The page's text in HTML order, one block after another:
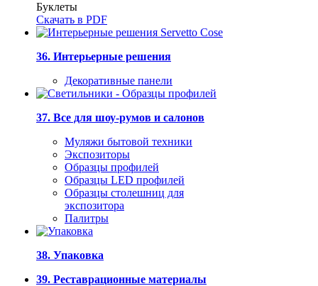
Буклеты
Скачать в PDF
36. Интерьерные решения
Декоративные панели
37. Все для шоу-румов и салонов
Муляжи бытовой техники
Экспозиторы
Образцы профилей
Образцы LED профилей
Образцы столешниц для
экспозитора
Палитры
38. Упаковка
39. Реставрационные материалы